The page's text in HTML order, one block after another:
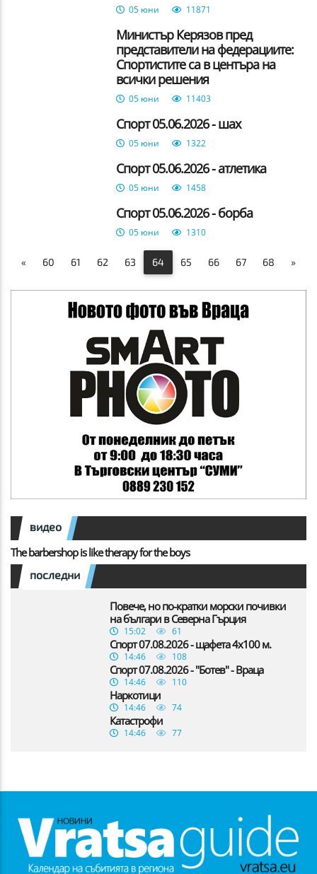
05 юни 11871
Министър Керязов пред
представители на федерациите:
Спортистите са в центъра на
всички решения
05 юни 11403
Спорт 05.06.2026 - шах
05 юни 1322
Спорт 05.06.2026 - атлетика
05 юни 1458
Спорт 05.06.2026 - борба
05 юни 1310
« 60 61 62 63 64 65 66 67 68 »
видео
The barbershop is like therapy for the boys
последни
Повече, но по-кратки морски почивки
на българи в Северна Гърция
15:02 61
Спорт 07.08.2026 - щафета 4х100 м.
14:46 108
Спорт 07.08.2026 - "Ботев" - Враца
14:46 110
Наркотици
14:46 74
Катастрофи
14:46 77